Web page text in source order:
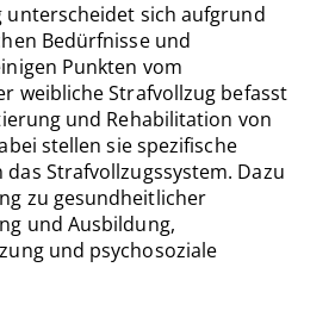
unterscheidet sich aufgrund
Bedürfnisse und
Punkten vom
weibliche Strafvollzug befasst
und Rehabilitation von
stellen sie spezifische
Strafvollzugssystem. Dazu
zu gesundheitlicher
und Ausbildung,
und psychosoziale